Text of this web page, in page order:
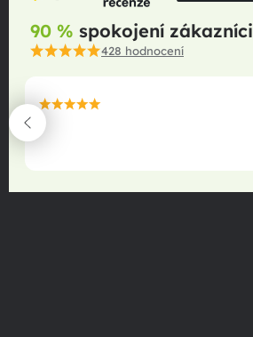
90 % spokojení zákazníci
428 hodnocení
maximální spokojenost
22.06.2025